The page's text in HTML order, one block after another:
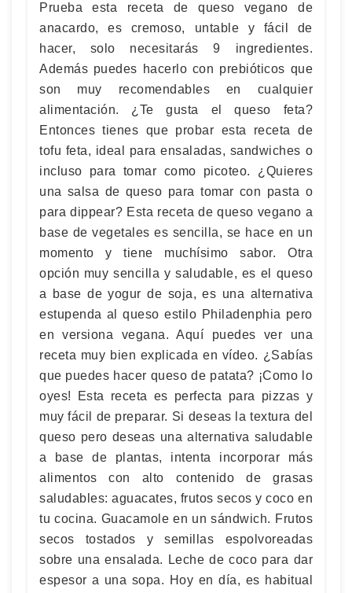
Prueba esta receta de queso vegano de
anacardo, es cremoso, untable y fácil de
hacer, solo necesitarás 9 ingredientes.
Además puedes hacerlo con prebióticos que
son muy recomendables en cualquier
alimentación. ¿Te gusta el queso feta?
Entonces tienes que probar esta receta de
tofu feta, ideal para ensaladas, sandwiches o
incluso para tomar como picoteo. ¿Quieres
una salsa de queso para tomar con pasta o
para dippear? Esta receta de queso vegano a
base de vegetales es sencilla, se hace en un
momento y tiene muchísimo sabor. Otra
opción muy sencilla y saludable, es el queso
a base de yogur de soja, es una alternativa
estupenda al queso estilo Philadenphia pero
en versiona vegana. Aquí puedes ver una
receta muy bien explicada en vídeo. ¿Sabías
que puedes hacer queso de patata? ¡Como lo
oyes! Esta receta es perfecta para pizzas y
muy fácil de preparar. Si deseas la textura del
queso pero deseas una alternativa saludable
a base de plantas, intenta incorporar más
alimentos con alto contenido de grasas
saludables: aguacates, frutos secos y coco en
tu cocina. Guacamole en un sándwich. Frutos
secos tostados y semillas espolvoreadas
sobre una ensalada. Leche de coco para dar
espesor a una sopa. Hoy en día, es habitual